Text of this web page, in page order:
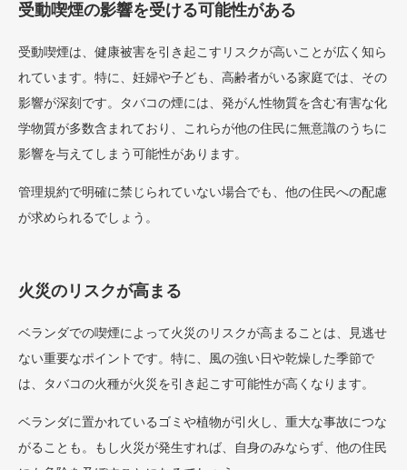
受動喫煙の影響を受ける可能性がある
受動喫煙は、健康被害を引き起こすリスクが高いことが広く知ら
れています。特に、妊婦や子ども、高齢者がいる家庭では、その
影響が深刻です。タバコの煙には、発がん性物質を含む有害な化
学物質が多数含まれており、これらが他の住民に無意識のうちに
影響を与えてしまう可能性があります。
管理規約で明確に禁じられていない場合でも、他の住民への配慮
が求められるでしょう。
火災のリスクが高まる
ベランダでの喫煙によって火災のリスクが高まることは、見逃せ
ない重要なポイントです。特に、風の強い日や乾燥した季節で
は、タバコの火種が火災を引き起こす可能性が高くなります。
ベランダに置かれているゴミや植物が引火し、重大な事故につな
がることも。もし火災が発生すれば、自身のみならず、他の住民